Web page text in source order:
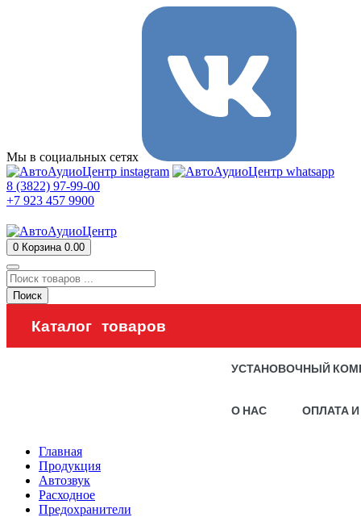
Мы в социальных сетях
8 (3822) 97-99-00
+7 923 457 9900
0 Корзина 0.00
Поиск
Каталог товаров
УСТАНОВОЧНЫЙ
О НАС ОПЛАТА
Главная
Продукция
Автозвук
Расходное
Предохранители